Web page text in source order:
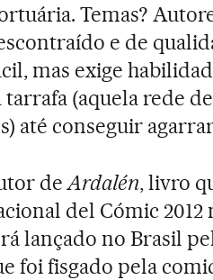
Temas?
e de
mas exige
tarrafa (aquela rede
até conseguir
deArdalén, livro
del Cómic 2012
lançado no Brasil
foi fisgado pela